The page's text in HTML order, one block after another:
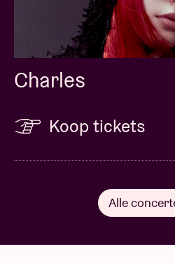
worden NIET
Terugbetaling wordt enkel en
indien de show of deze
Naamsveranderingen
toegestaan. Om de inhoud
aan te melden met een geldig
klant zal in de week voor de
Charles
Koop tickets
Alle